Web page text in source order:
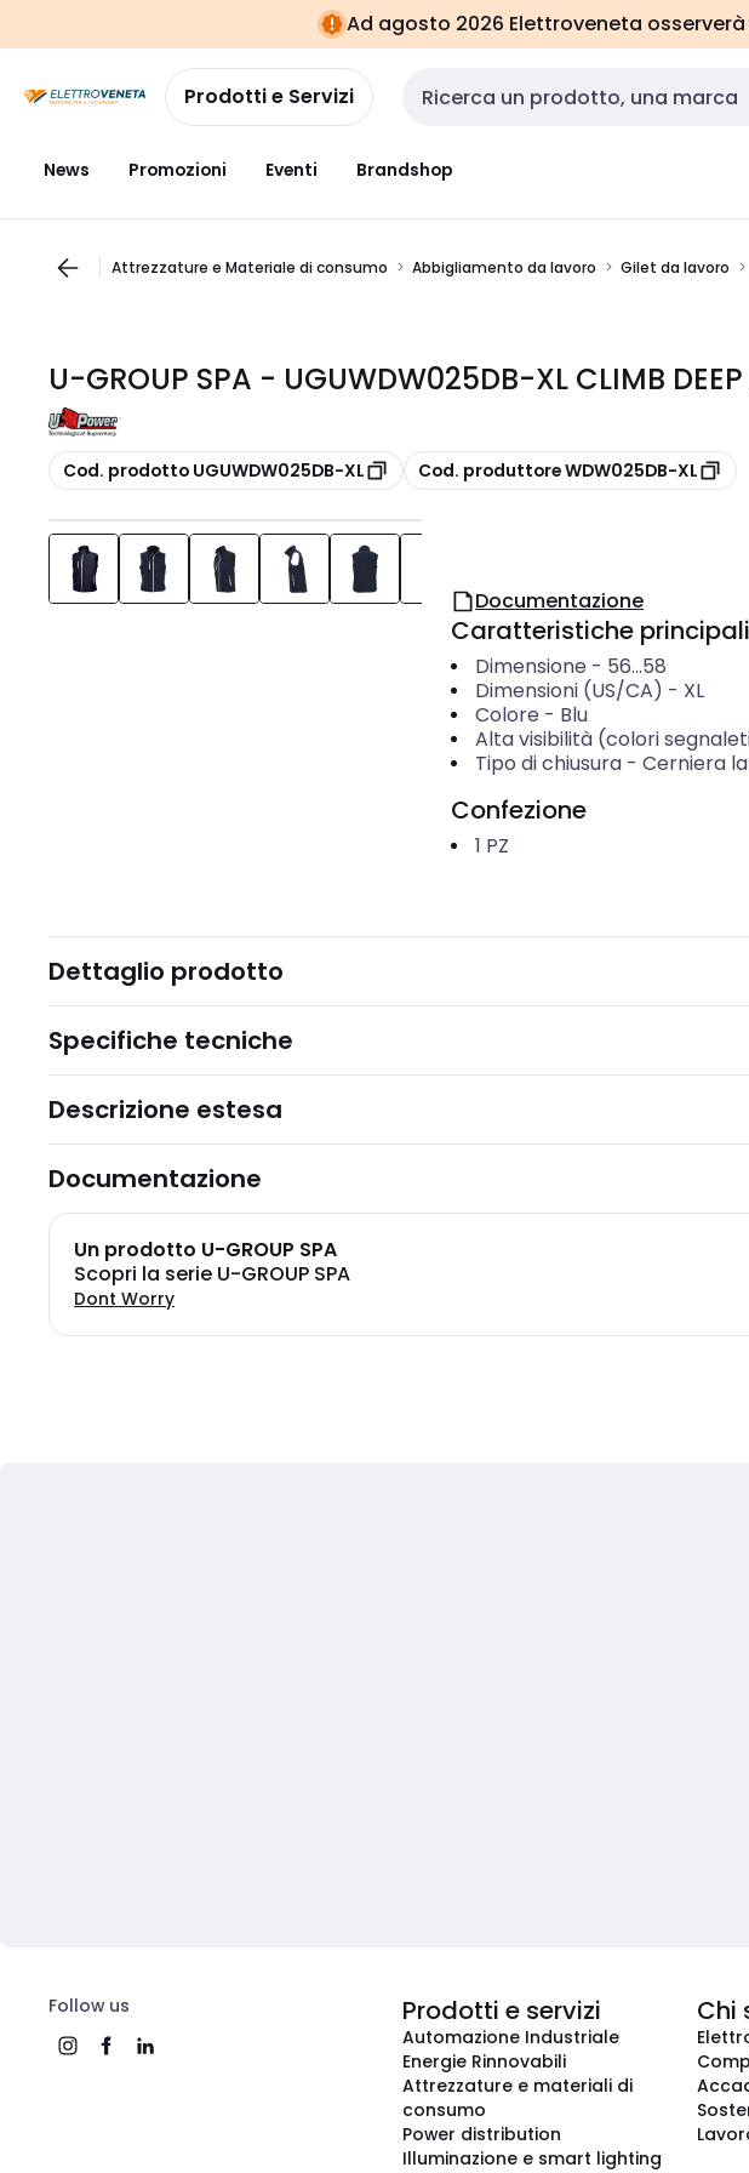
navigazionealla
pagina
Ad agosto 2026 Elettroveneta
Prodotti e Servizi Cerca input
News Promozioni Eventi Brandshop
Attrezzature e Materiale di consumo Abbigliamento da lavoro Gilet da lavoro
U-GROUP SPA - UGUWDW025DB-XL CLIMB DEEP
copia
Cod. prodotto UGUWDW025DB-XL copia
Cod. produttore WDW025DB-XL
Documentazione
Caratteristiche principali
Dimensione - 56...58
Dimensioni (US/CA) - XL
Colore - Blu
Alta visibilità (colori
Tipo di chiusura- Cerniera
Confezione
1 PZ
Dettaglio prodotto
Specifiche tecniche
Descrizione estesa
Documentazione
Un prodotto U-GROUP SPA
Scopri la serie U-GROUP SPA
Dont Worry
Follow us Prodotti e servizi
Automazione Industriale
Energie Rinnovabili
Attrezzature e materiali di
consumo
Power distribution
Illuminazione e smart lighting
Chi